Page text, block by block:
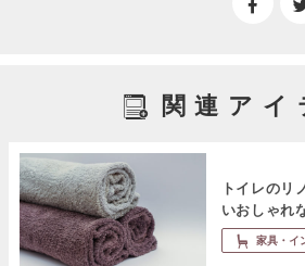
関連アイ
トイレのリ
いおしゃれ
家具・イ